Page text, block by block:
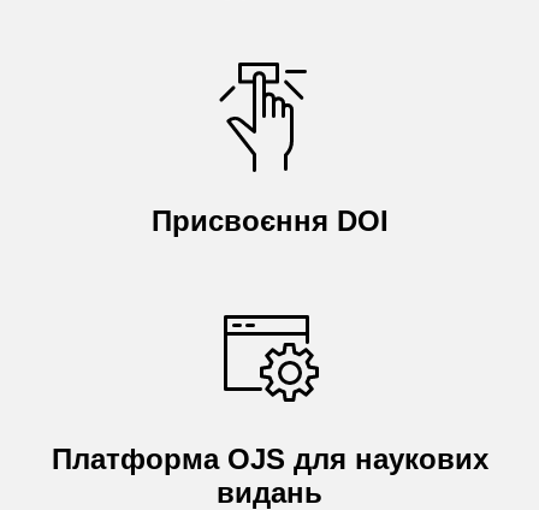
Присвоєння DOI
Платформа OJS для наукових
видань